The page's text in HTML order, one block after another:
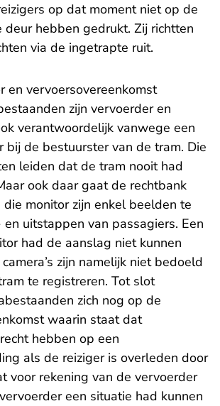
op dat moment niet op de
deur hebben gedrukt. Zij richtten
via de ingetrapte ruit.
en vervoersovereenkomst
zijn vervoerder en
verantwoordelijk vanwege een
bij de bestuurster van de tram. Die
leiden dat de tram nooit had
ook daar gaat de rechtbank
die monitor zijn enkel beelden te
en uitstappen van passagiers. Een
had de aanslag niet kunnen
zijn namelijk niet bedoeld
te registreren. Tot slot
zich nog op de
waarin staat dat
hebben op een
als de reiziger is overleden door
voor rekening van de vervoerder
een situatie had kunnen